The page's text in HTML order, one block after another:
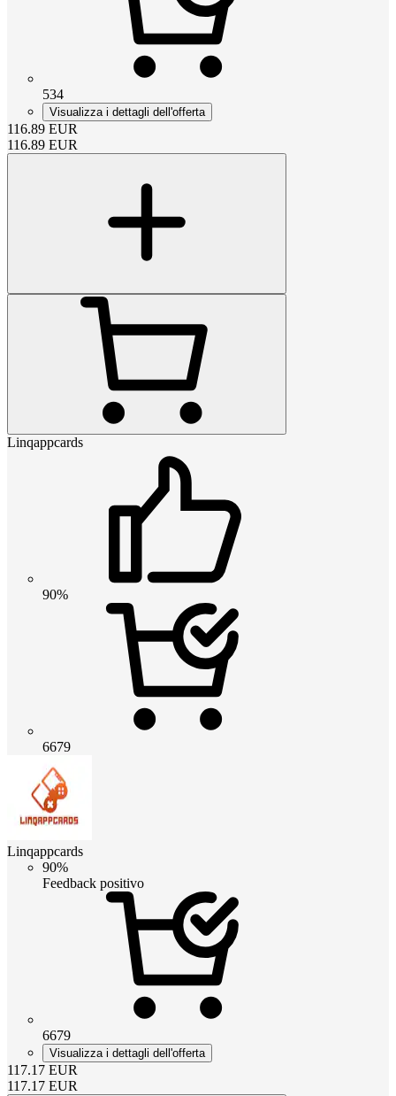
534
Visualizza i dettagli dell'offerta
116.89 EUR
116.89 EUR
Linqappcards
90%
6679
Linqappcards
90%
Feedback positivo
6679
Visualizza i dettagli dell'offerta
117.17 EUR
117.17 EUR